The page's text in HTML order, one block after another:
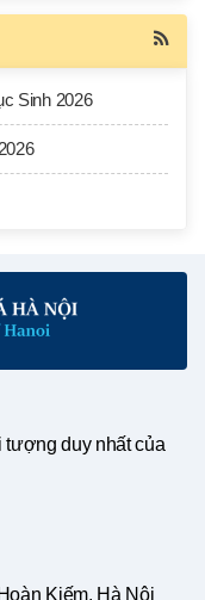
Sinh 2026
duy nhất của
Kiếm, Hà Nội